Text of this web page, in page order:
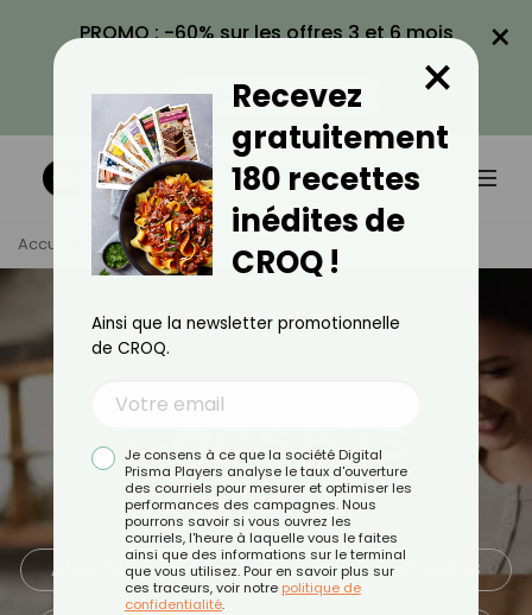
PROMO : -60% sur les offres 3 et 6 mois
VOIR LA PROMO
×
Accueil Actus
Conseils
TOUS ACTUALITÉS
ALIMENTATION ASTUCES CULINAIRES
Recevez
gratuitement
180 recettes
inédites de
CROQ !
×
Ainsi que la newsletter promotionnelle
de CROQ.
Je consens à ce que la société Digital
Prisma Players analyse le taux d'ouverture
des courriels pour mesurer et optimiser les
performances des campagnes. Nous
pourrons savoir si vous ouvrez les
courriels, l'heure à laquelle vous le faites
ainsi que des informations sur le terminal
que vous utilisez. Pour en savoir plus sur
ces traceurs, voir notre politique de
confidentialité.